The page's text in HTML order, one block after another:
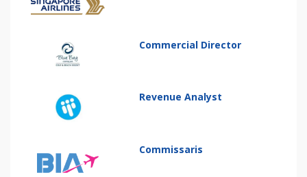
Commercial Director
Revenue Analyst
Commissaris